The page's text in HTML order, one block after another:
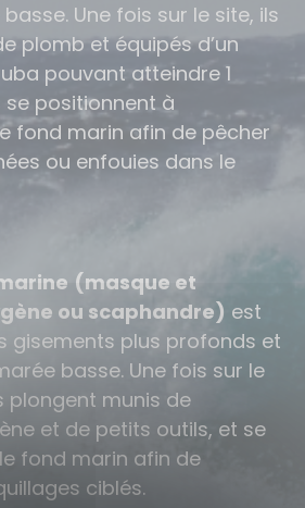
Une fois sur le site, ils
plomb et équipés d’un
pouvant atteindre 1
se positionnent à
fond marin afin de pêcher
ou enfouies dans le
(masque et
ou scaphandre) est
gisements plus profonds et
basse. Une fois sur le
plongent munis de
et de petits outils, et se
fond marin afin de
ciblés.